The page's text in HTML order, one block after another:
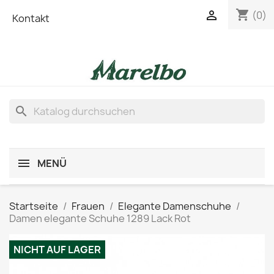
Kontakt shopping_cart (0)

search
MENÜ
Startseite Frauen
Elegante Damenschuhe
Damen elegante Schuhe 1289 Lack Rot
NICHT AUF LAGER